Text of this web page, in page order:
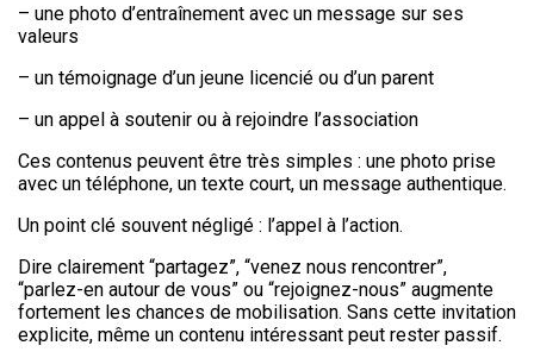
– une photo d’entraînement avec un message sur ses
valeurs
– un témoignage d’un jeune licencié ou d’un parent
– un appel à soutenir ou à rejoindre l’association
Ces contenus peuvent être très simples : une photo prise
avec un téléphone, un texte court, un message authentique.
Un point clé souvent négligé : l’appel à l’action.
Dire clairement “partagez”, “venez nous rencontrer”,
“parlez-en autour de vous” ou “rejoignez-nous” augmente
fortement les chances de mobilisation. Sans cette invitation
explicite, même un contenu intéressant peut rester passif.